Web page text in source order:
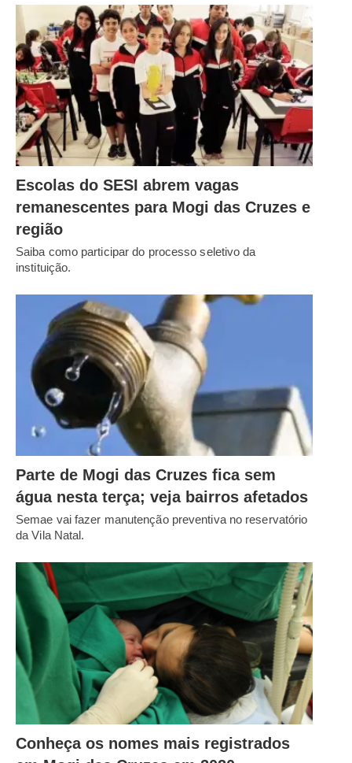
Escolas do SESI abrem vagas
remanescentes para Mogi das Cruzes e
região
Saiba como participar do processo seletivo da
instituição.
Parte de Mogi das Cruzes fica sem
água nesta terça; veja bairros afetados
Semae vai fazer manutenção preventiva no reservatório
da Vila Natal.
Conheça os nomes mais registrados